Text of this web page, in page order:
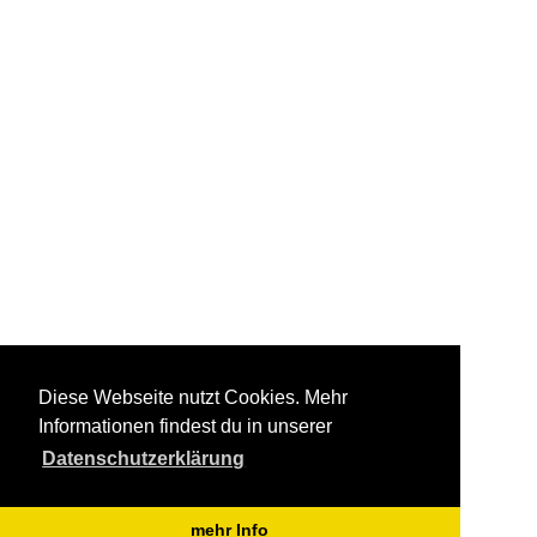
Diese Webseite nutzt Cookies. Mehr
Informationen findest du in unserer
Datenschutzerklärung
mehr Info